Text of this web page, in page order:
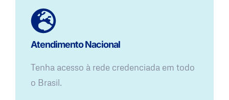
Atendimento Nacional
Tenha acesso à rede credenciada em todo
o Brasil.